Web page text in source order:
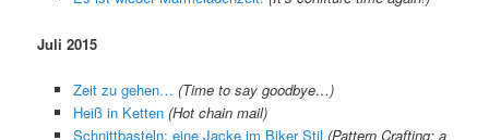
Juli 2015
Zeit zu gehen… (Time to say goodbye…)
Heiß in Ketten (Hot chain mail)
Schnittbasteln: eine Jacke im Biker Stil (Pattern Crafting: a